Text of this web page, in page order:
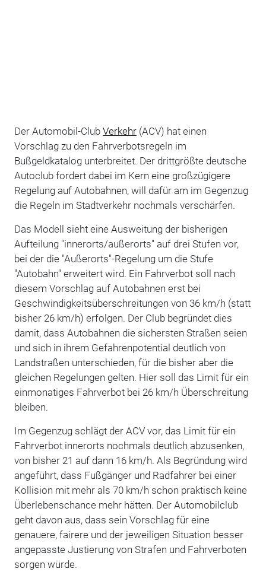
Der Automobil-Club Verkehr(ACV) hat einen
Vorschlag zu den Fahrverbotsregeln im
Bußgeldkatalog unterbreitet. Der drittgrößte deutsche
Autoclub fordert dabei im Kern eine großzügigere
Regelung auf Autobahnen, will dafür am im Gegenzug
die Regeln im Stadtverkehr nochmals verschärfen.
Das Modell sieht eine Ausweitung der bisherigen
Aufteilung "innerorts/außerorts" auf drei Stufen vor,
bei der die "Außerorts"-Regelung um die Stufe
"Autobahn" erweitert wird. Ein Fahrverbot soll nach
diesem Vorschlag auf Autobahnen erst bei
Geschwindigkeitsüberschreitungen von 36 km/h (statt
bisher 26 km/h) erfolgen. Der Club begründet dies
damit, dass Autobahnen die sichersten Straßen seien
und sich in ihrem Gefahrenpotential deutlich von
Landstraßen unterschieden, für die bisher aber die
gleichen Regelungen gelten. Hier soll das Limit für ein
einmonatiges Fahrverbot bei 26 km/h Überschreitung
bleiben.
Im Gegenzug schlägt der ACV vor, das Limit für ein
Fahrverbot innerorts nochmals deutlich abzusenken,
von bisher 21 auf dann 16 km/h. Als Begründung wird
angeführt, dass Fußgänger und Radfahrer bei einer
Kollision mit mehr als 70 km/h schon praktisch keine
Überlebenschance mehr hätten. Der Automobilclub
geht davon aus, dass sein Vorschlag für eine
genauere, fairere und der jeweiligen Situation besser
angepasste Justierung von Strafen und Fahrverboten
sorgen würde.